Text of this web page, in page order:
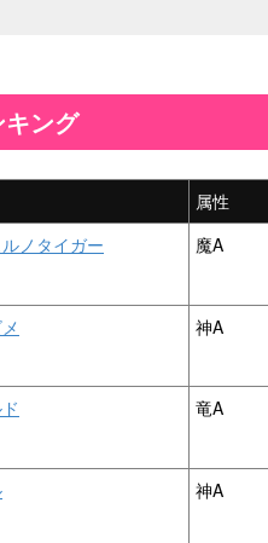
ング
属性
ノタイガー 魔A
神A
竜A
神A